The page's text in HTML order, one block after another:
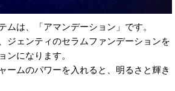
ムは、「アマンデーション」です。
ジェンティのセラムファンデーションを
ンになります。
ームのパワーを入れると、明るさと輝き